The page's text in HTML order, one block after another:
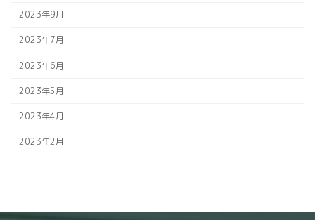
2023年9月
2023年7月
2023年6月
2023年5月
2023年4月
2023年2月